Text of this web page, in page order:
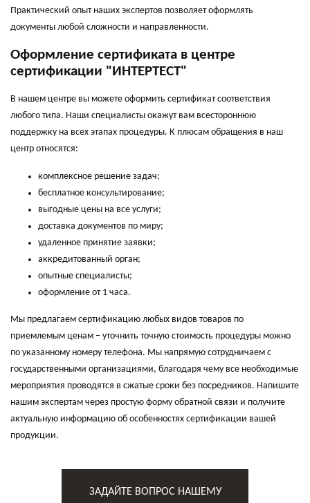
Практический опыт наших экспертов позволяет оформлять
документы любой сложности и направленности.
Оформление сертификата в центре
сертификации "ИНТЕРТЕСТ"
В нашем центре вы можете оформить сертификат соответствия
любого типа. Наши специалисты окажут вам всестороннюю
поддержку на всех этапах процедуры. К плюсам обращения в наш
центр относятся:
комплексное решение задач;
бесплатное консультирование;
выгодные цены на все услуги;
доставка документов по миру;
удаленное принятие заявки;
аккредитованный орган;
опытные специалисты;
оформление от 1 часа.
Мы предлагаем сертификацию любых видов товаров по
приемлемым ценам – уточнить точную стоимость процедуры можно
по указанному номеру телефона. Мы напрямую сотрудничаем с
государственными организациями, благодаря чему все необходимые
мероприятия проводятся в сжатые сроки без посредников. Напишите
нашим экспертам через простую форму обратной связи и получите
актуальную информацию об особенностях сертификации вашей
продукции.
ЗАДАЙТЕ ВОПРОС НАШЕМУ